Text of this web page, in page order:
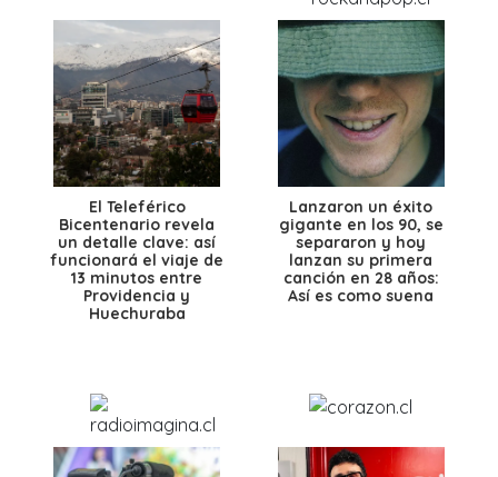
El Teleférico
Bicentenario revela
un detalle clave: así
funcionará el viaje de
13 minutos entre
Providencia y
Huechuraba
Lanzaron un éxito
gigante en los 90, se
separaron y hoy
lanzan su primera
canción en 28 años:
Así es como suena